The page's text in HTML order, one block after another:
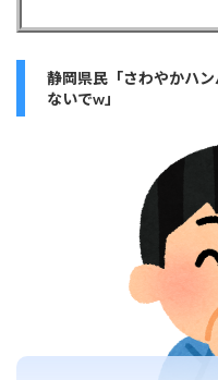
静岡県民「さわやかハ
ないでw」